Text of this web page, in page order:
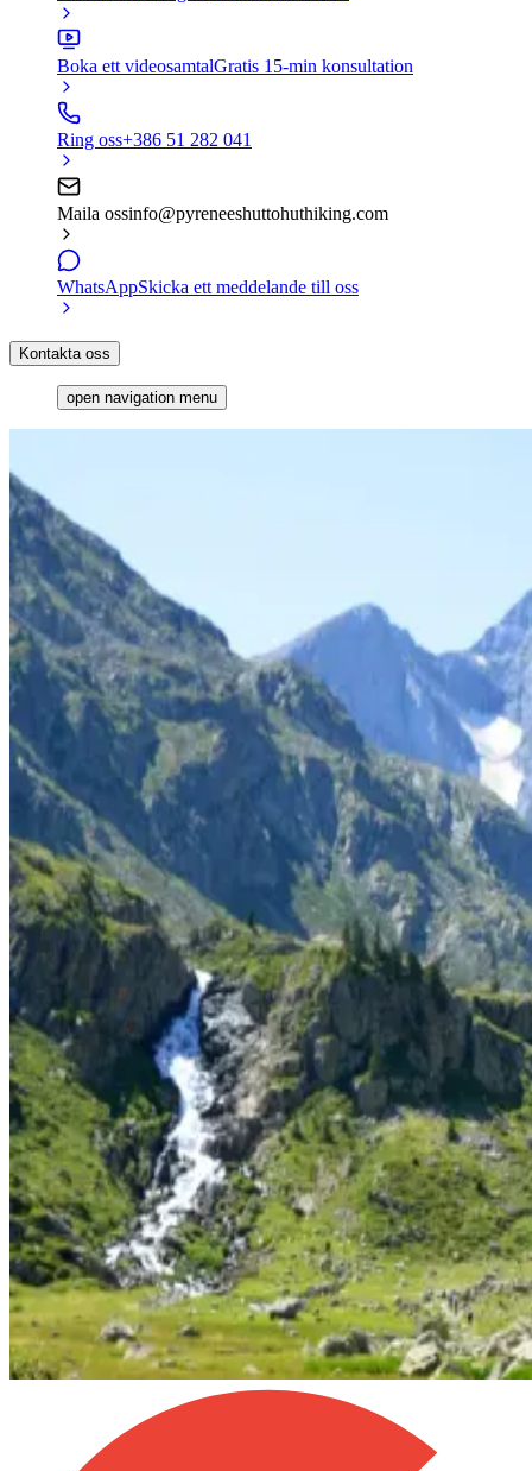
Boka ett videosamtalGratis 15-min konsultation
Ring oss+386 51 282 041
Maila ossinfo@pyreneeshuttohuthiking.com
WhatsAppSkicka ett meddelande till oss
Kontakta oss
open navigation menu